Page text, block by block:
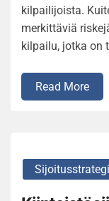
kilpailijoista.
merkittäviä
kilpailu, jotka on
Read More